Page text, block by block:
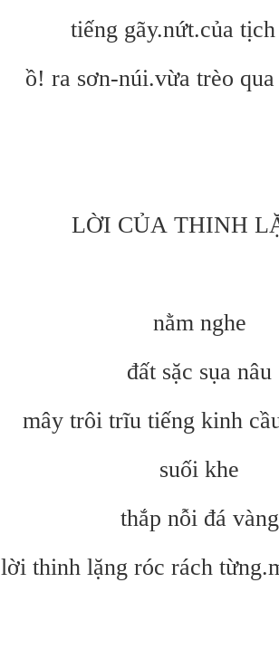
tiếng gãy.nứt.của
ồ! ra sơn-núi.vừa trèo
LỜI CỦA THINH
nằm nghe
đất sặc sụa nâu
mây trôi trĩu tiếng kinh
suối khe
thắp nỗi đá vàng
lời thinh lặng róc rách